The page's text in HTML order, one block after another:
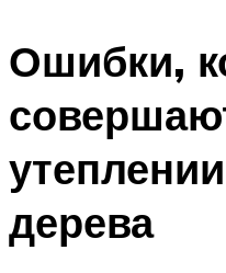
Ошибки,
дерева